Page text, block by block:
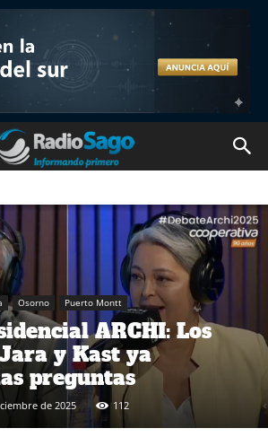
Osorno Puerto Montt
ARCHI: Los
y Kast ya
preguntas
de 2025 112